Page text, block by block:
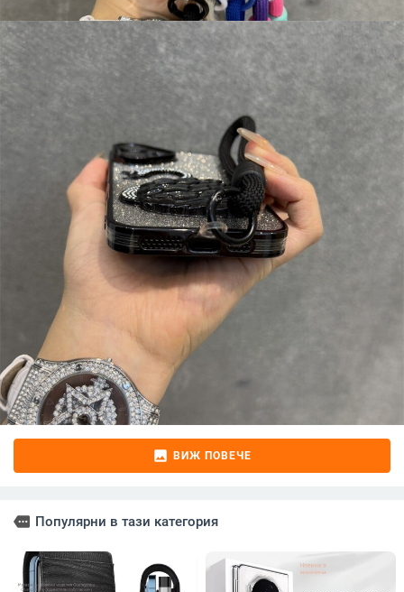
image ВИЖ ПОВЕЧЕ
more Популярни в тази категория